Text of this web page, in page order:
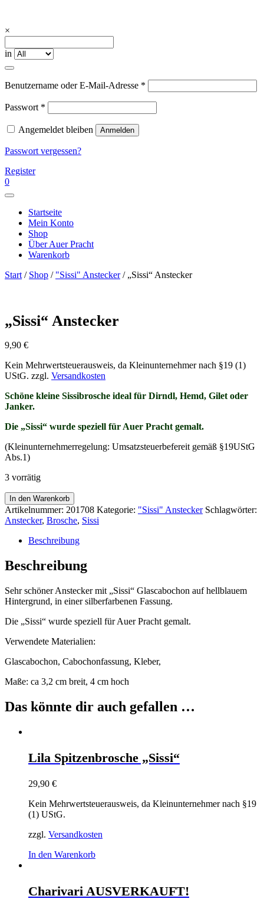
content
Auerpracht Trachtenschmuck –
Manufaktur
Ihre Trachtenschmuck – Manufaktur in München
×
in
Benutzername oder E-Mail-Adresse *
Passwort *
Angemeldet bleiben Anmelden
Passwort vergessen?
Register
0
Startseite
Mein Konto
Shop
Über Auer Pracht
Warenkorb
Start/ Shop / "Sissi" Anstecker/ „Sissi“ Anstecker
„Sissi“ Anstecker
9,90 €
Kein Mehrwertsteuerausweis, da Kleinunternehmer nach §19 (1)
UStG. zzgl. Versandkosten
Schöne kleine Sissibrosche ideal für Dirndl, Hemd, Gilet oder
Janker.
Die „Sissi“ wurde speziell für Auer Pracht gemalt.
(Kleinunternehmerregelung: Umsatzsteuerbefereit gemäß §19UStG
Abs.1)
3 vorrätig
"Sissi"
Anstecker
Menge
In den Warenkorb
Artikelnummer: 201708 Kategorie: "Sissi" Anstecker Schlagwörter:
Anstecker, Brosche, Sissi
Beschreibung
Beschreibung
Sehr schöner Anstecker mit „Sissi“ Glascabochon auf hellblauem
Hintergrund, in einer silberfarbenen Fassung.
Die „Sissi“ wurde speziell für Auer Pracht gemalt.
Verwendete Materialien:
Glascabochon, Cabochonfassung, Kleber,
Maße: ca 3,2 cm breit, 4 cm hoch
Das könnte dir auch gefallen …
Lila Spitzenbrosche „Sissi“
29,90 €
Kein Mehrwertsteuerausweis, da Kleinunternehmer nach §19
(1) UStG.
zzgl. Versandkosten
In den Warenkorb
Charivari AUSVERKAUFT!